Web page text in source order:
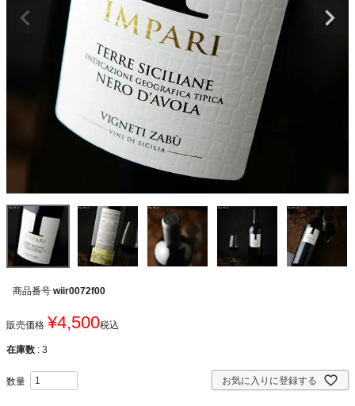
商品番号 wiir0072f00
販売価格 ¥4,500税込
在庫数 3
お気に入りに登録する